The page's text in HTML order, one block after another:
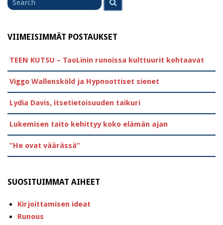
for
VIIMEISIMMÄT POSTAUKSET
TEEN KUTSU – TaoLinin runoissa kulttuurit kohtaavat
Viggo Wallensköld ja Hypnoottiset sienet
Lydia Davis, itsetietoisuuden taikuri
Lukemisen taito kehittyy koko elämän ajan
”He ovat väärässä”
SUOSITUIMMAT AIHEET
Kirjoittamisen ideat
Runous